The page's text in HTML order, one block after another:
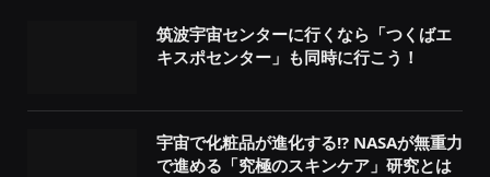
筑波宇宙センターに行くなら「つくばエ
キスポセンター」も同時に行こう！
宇宙で化粧品が進化する!? NASAが無重力
で進める「究極のスキンケア」研究とは